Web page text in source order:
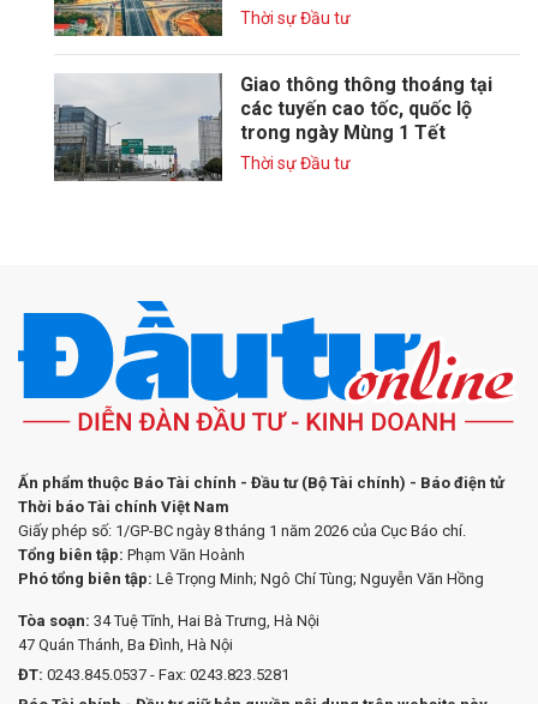
Thời sự Đầu tư
Giao thông thông thoáng tại
các tuyến cao tốc, quốc lộ
trong ngày Mùng 1 Tết
Thời sự Đầu tư
Ấn phẩm thuộc Báo Tài chính - Đầu tư (Bộ Tài chính) - Báo điện tử
Thời báo Tài chính Việt Nam
Giấy phép số: 1/GP-BC ngày 8 tháng 1 năm 2026 của Cục Báo chí.
Tổng biên tập: Phạm Văn Hoành
Phó tổng biên tập: Lê Trọng Minh; Ngô Chí Tùng; Nguyễn Văn Hồng
Tòa soạn: 34 Tuệ Tĩnh, Hai Bà Trưng, Hà Nội
47 Quán Thánh, Ba Đình, Hà Nội
ĐT: 0243.845.0537 - Fax: 0243.823.5281